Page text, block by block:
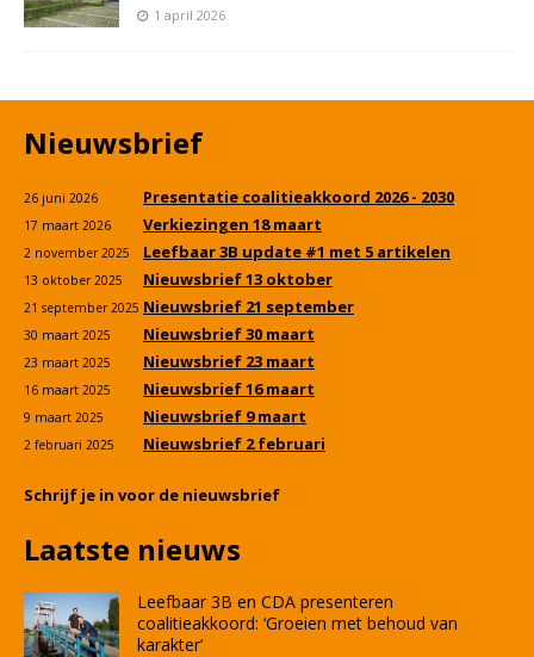
1 april 2026
Nieuwsbrief
26 juni 2026 Presentatie coalitieakkoord 2026 - 2030
17 maart 2026 Verkiezingen 18 maart
2 november 2025 Leefbaar 3B update #1 met 5 artikelen
13 oktober 2025 Nieuwsbrief 13 oktober
21 september 2025 Nieuwsbrief 21 september
30 maart 2025 Nieuwsbrief 30 maart
23 maart 2025 Nieuwsbrief 23 maart
16 maart 2025 Nieuwsbrief 16 maart
9 maart 2025 Nieuwsbrief 9 maart
2 februari 2025 Nieuwsbrief 2 februari
Schrijf je in voor de nieuwsbrief
Laatste nieuws
Leefbaar 3B en CDA presenteren
coalitieakkoord: ‘Groeien met behoud van
karakter’